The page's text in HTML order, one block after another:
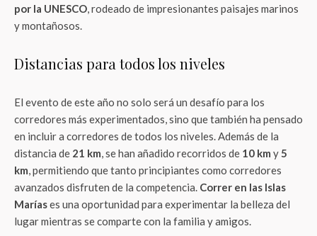
por la UNESCO, rodeado de impresionantes paisajes marinos
y montañosos.
Distancias para todos los niveles
El evento de este año no solo será un desafío para los
corredores más experimentados, sino que también ha pensado
en incluir a corredores de todos los niveles. Además de la
distancia de 21 km, se han añadido recorridos de 10 km y5
km, permitiendo que tanto principiantes como corredores
avanzados disfruten de la competencia. Correr en las Islas
Maríases una oportunidad para experimentar la belleza del
lugar mientras se comparte con la familia y amigos.